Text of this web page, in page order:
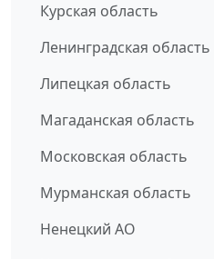
Курская область
Ленинградская область
Липецкая область
Магаданская область
Московская область
Мурманская область
Ненецкий АО